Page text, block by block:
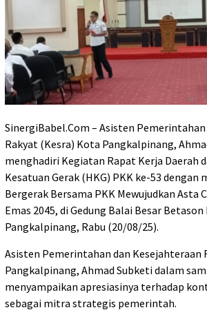
SinergiBabel.Com – Asisten
Rakyat (Kesra) Kota Pangkalpinang,
menghadiri Kegiatan Rapat Kerja Daerah
Kesatuan Gerak (HKG) PKK ke-53 dengan
Bergerak Bersama PKK Mewujudkan Asta
Emas 2045, di Gedung Balai Besar
Pangkalpinang, Rabu (20/08/25).
Asisten Pemerintahan dan Kesejahteraan
Pangkalpinang, Ahmad Subketi dalam
menyampaikan apresiasinya terhadap
sebagai mitra strategis pemerintah.